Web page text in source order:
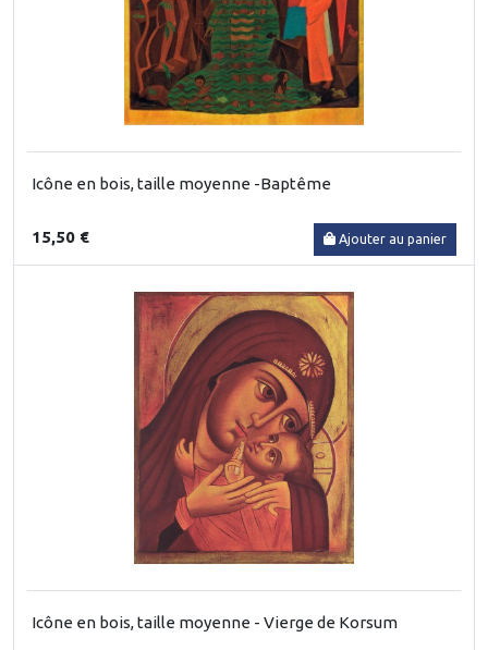
Icône en bois, taille moyenne -Baptême
15,50 € Ajouter au panier
Icône en bois, taille moyenne - Vierge de Korsum